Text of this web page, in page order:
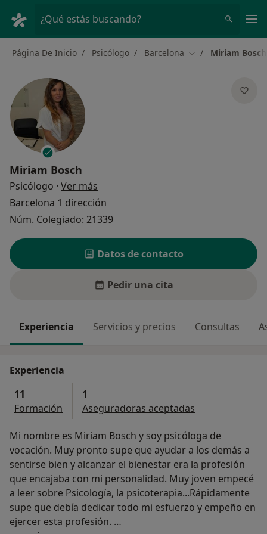
¿Qué estás buscando?
Página De Inicio Psicólogo Barcelona Cambiar de ciudad
Miriam Bosch
Miriam Bosch
Psicólogo · Ver más
Barcelona 1 dirección
Núm. Colegiado: 21339
Datos de contacto
Pedir una cita
Experiencia Servicios y precios Consultas
Experiencia
11
Formación
1
Aseguradoras aceptadas
Mi nombre es Miriam Bosch y soy psicóloga de
vocación. Muy pronto supe que ayudar a los demás a
sentirse bien y alcanzar el bienestar era la profesión
que encajaba con mi personalidad. Muy joven empecé
a leer sobre Psicología, la psicoterapia...Rápidamente
supe que debía dedicar todo mi esfuerzo y empeño en
ejercer esta profesión.